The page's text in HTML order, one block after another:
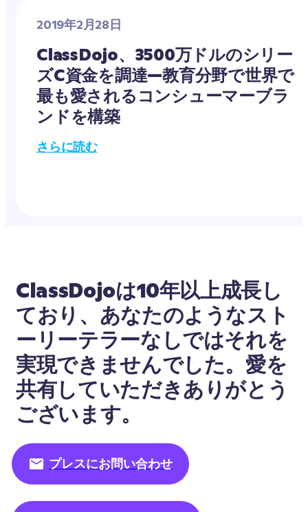
2019年2月28日
ClassDojo、3500万ドルのシリー
ズC資金を調達—教育分野で世界で
最も愛されるコンシューマーブラ
ンドを構築
さらに読む
ClassDojoは10年以上成長し
ており、あなたのようなスト
ーリーテラーなしではそれを
実現できませんでした。愛を
共有していただきありがとう
ございます。
プレスにお問い合わせ